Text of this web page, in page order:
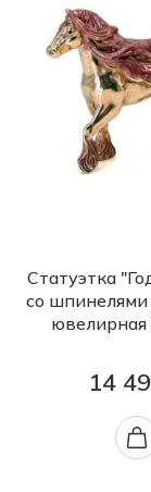
Статуэтка
со
ювелирная
14